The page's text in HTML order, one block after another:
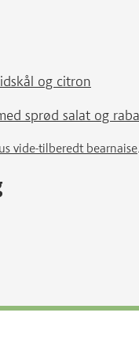
og citron
sprød salat og
vide-tilberedt bearnaise.